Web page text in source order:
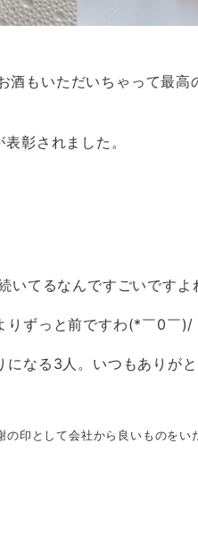
もいただいちゃって最高
彰されました。
いてるなんですごいですよ
りずっと前ですわ(*￣0￣)/
になる3人。いつもありがと
の印として会社から良いものを